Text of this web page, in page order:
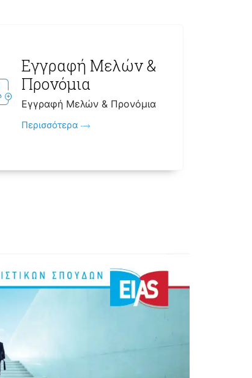
Εγγραφή Μελών &
Προνόμια
Εγγραφή Μελών & Προνόμια
Περισσότερα